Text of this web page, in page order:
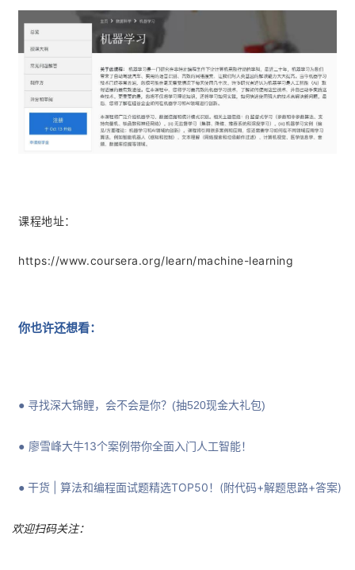
课程地址：
https://www.coursera.org/learn/machine-learning
你也许还想看：
● 寻找深大锦鲤，会不会是你？(抽520现金大礼包)
● 廖雪峰大牛13个案例带你全面入门人工智能！
● 干货 | 算法和编程面试题精选TOP50！(附代码+解题思路+答案)
欢迎扫码关注：